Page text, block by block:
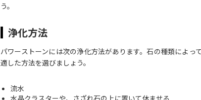
う。
浄化方法
パワーストーンには次の浄化方法があります。石の種類によっ
適した方法を選びましょう。
流水
水晶クラスターや、さざれ石の上に置いて休ませる